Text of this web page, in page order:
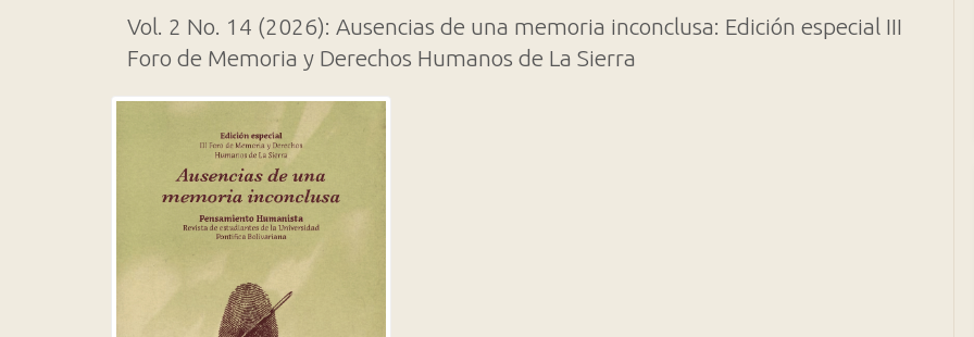
Vol. 2 No. 14 (2026): Ausencias de una memoria inconclusa: Edición especial III
Foro de Memoria y Derechos Humanos de La Sierra